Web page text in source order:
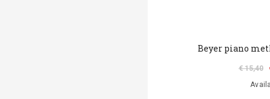
Beyer piano
€ 15,40